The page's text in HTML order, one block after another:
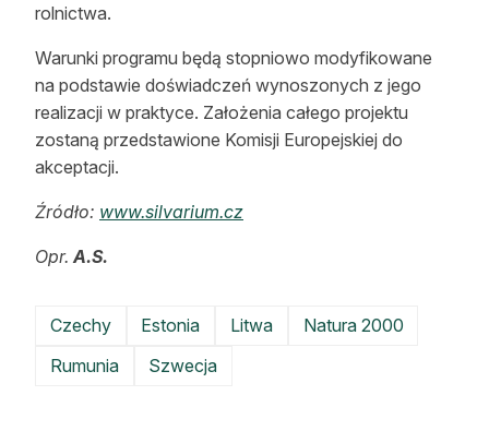
rolnictwa.
Warunki programu będą stopniowo modyfikowane
na podstawie doświadczeń wynoszonych z jego
realizacji w praktyce. Założenia całego projektu
zostaną przedstawione Komisji Europejskiej do
akceptacji.
Źródło: www.silvarium.cz
Opr. A.S.
Czechy Estonia Litwa
Natura 2000
Rumunia
Szwecja